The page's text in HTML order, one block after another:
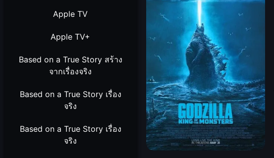
Apple TV
Apple TV+
Based on a True Story สร้าง
จากเรื่องจริง
Based on a True Story เรื่อง
จริง
Based on a True Story เรื่อง
จริง